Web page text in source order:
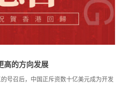
高的方向发展
号召后，中国正斥资数十亿美元成为开发